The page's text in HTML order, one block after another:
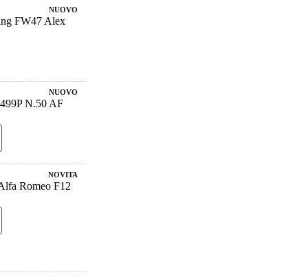
NUOVO
FW47 Alex
NUOVO
N.50 AF
NOVITA
Romeo F12